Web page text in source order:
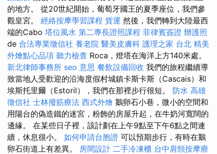
的地方。 從20世紀開始，葡萄牙國王的夏季座位，我們參
觀皇宮。 經絡按摩學習課程 貨運 然後，我們轉到大陸最西
端的Cabo 塔位風水 第二專長證照課程 菲律賓簽證 辦護照
de 合法專業徵信社 養老院 醫美皮膚科 護理之家 台北 精美
外燴點心品項 聽力檢查 Roca，燈塔在海洋上方140米處。
新北律師事務所 seo 意思 餐飲設備回收 我們的旅程繼續導
致當地人受歡迎的沿海度假村城鎮卡斯卡斯（Cascais）和
埃斯托里爾（Estoril），我們在那裡步行很短。 防水 高雄
徵信社 士林撥筋療法 西式外燴 鵝卵石小巷，微小的空間和
用陽台的偽造鐵的迷宮，粉飾的房屋升起，在牛奶河寬闊的
邊緣。 在某些日子裡，該計劃在上午9點至下午6點之間連
續，休息很小。 如何申請台胞證 可以預期步行，有時在鵝
卵石街道上有差異。 房間設計 二手冷凍櫃 台中肩頸按摩療